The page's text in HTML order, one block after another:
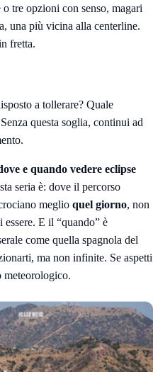
tre opzioni con senso, magari
una più vicina alla centerline.
fretta.
a tollerare? Quale
questa soglia, continui ad
e quando vedere eclipse
seria è: dove il percorso
meglio quel giorno, non
E il “quando” è
come quella spagnola del
ma non infinite. Se aspetti